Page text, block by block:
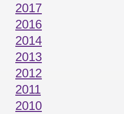
2017
2016
2014
2013
2012
2011
2010